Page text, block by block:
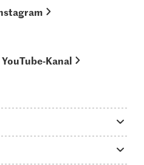
Kanal